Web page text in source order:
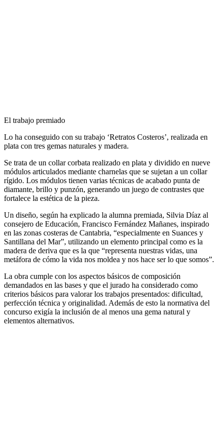
El trabajo premiado
Lo ha conseguido con su trabajo ‘Retratos Costeros’, realizada en
plata con tres gemas naturales y madera.
Se trata de un collar corbata realizado en plata y dividido en nueve
módulos articulados mediante charnelas que se sujetan a un collar
rígido. Los módulos tienen varias técnicas de acabado punta de
diamante, brillo y punzón, generando un juego de contrastes que
fortalece la estética de la pieza.
Un diseño, según ha explicado la alumna premiada, Silvia Díaz al
consejero de Educación, Francisco Fernández Mañanes, inspirado
en las zonas costeras de Cantabria, “especialmente en Suances y
Santillana del Mar”, utilizando un elemento principal como es la
madera de deriva que es la que “representa nuestras vidas, una
metáfora de cómo la vida nos moldea y nos hace ser lo que somos”.
La obra cumple con los aspectos básicos de composición
demandados en las bases y que el jurado ha considerado como
criterios básicos para valorar los trabajos presentados: dificultad,
perfección técnica y originalidad. Además de esto la normativa del
concurso exigía la inclusión de al menos una gema natural y
elementos alternativos.